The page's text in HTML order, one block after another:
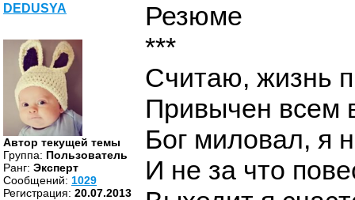
DEDUSYA
Автор текущей темы
Группа: Пользователь
Ранг: Эксперт
Cообщений: 1029
Регистрация: 20.07.2013
Резюме
***
Считаю, жизнь
Привычен всем
Бог миловал, я
И не за что